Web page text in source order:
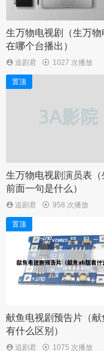
生万物电视剧（生万物
在哪个台播出）
追剧君 1027 次播放
置顶
生万物电视剧演员表（
前面一句是什么）
追剧君 958 次播放
置顶
献鱼电视剧预告片（献
有什么区别）
追剧君 1075 次播放